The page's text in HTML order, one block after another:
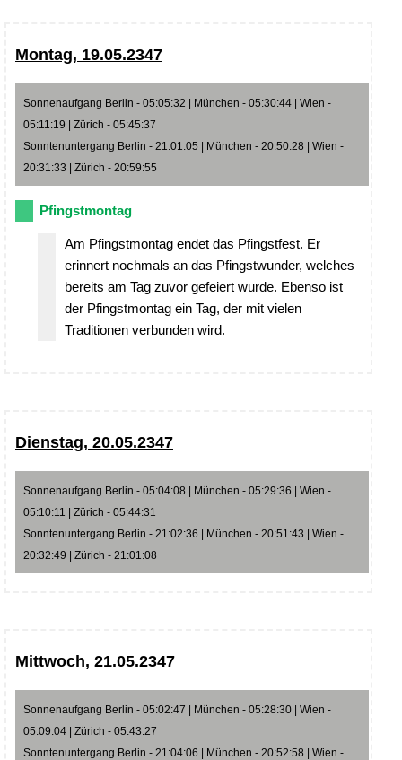
Montag, 19.05.2347
Sonnenaufgang Berlin - 05:05:32 | München - 05:30:44 | Wien -
05:11:19 | Zürich - 05:45:37
Sonntenuntergang Berlin - 21:01:05 | München - 20:50:28 | Wien -
20:31:33 | Zürich - 20:59:55
Pfingstmontag
Am Pfingstmontag endet das Pfingstfest. Er
erinnert nochmals an das Pfingstwunder, welches
bereits am Tag zuvor gefeiert wurde. Ebenso ist
der Pfingstmontag ein Tag, der mit vielen
Traditionen verbunden wird.
Dienstag, 20.05.2347
Sonnenaufgang Berlin - 05:04:08 | München - 05:29:36 | Wien -
05:10:11 | Zürich - 05:44:31
Sonntenuntergang Berlin - 21:02:36 | München - 20:51:43 | Wien -
20:32:49 | Zürich - 21:01:08
Mittwoch, 21.05.2347
Sonnenaufgang Berlin - 05:02:47 | München - 05:28:30 | Wien -
05:09:04 | Zürich - 05:43:27
Sonntenuntergang Berlin - 21:04:06 | München - 20:52:58 | Wien -